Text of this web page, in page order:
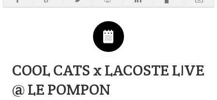
COOL CATS x LACOSTE L!VE
@ LE POMPON